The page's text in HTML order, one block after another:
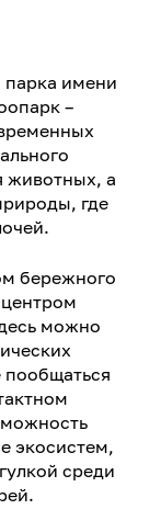
парка имени
–
животных, а
где
бережного
можно
экосистем,
среди